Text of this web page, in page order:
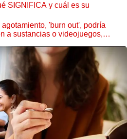
SIGNIFICA y cuál es su
'burn out', podría
a sustancias o videojuegos,